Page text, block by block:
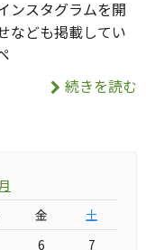
ンスタグラムを開
なども掲載してい
続きを読む
金
土
6
7